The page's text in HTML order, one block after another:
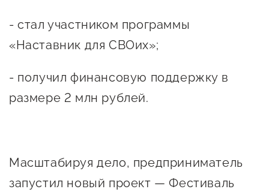
Календарь
мероприятий для
Проекты
Поддержка центра
социальной сферы
Поддержка центра
Календарь
Проекты
Оказание услуг в
поддержки
О центре
Истории успеха
предпринимательства
- стал участником программы
«Наставник для СВОих»;
- получил финансовую поддержку в
размере 2 млн рублей.
Масштабируя дело, предприниматель
запустил новый проект — Фестиваль